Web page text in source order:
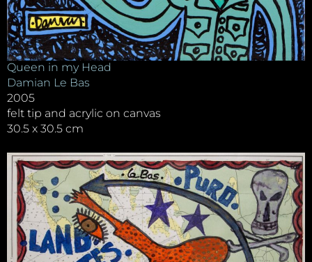
Queen in my Head
Damian Le Bas
2005
felt tip and acrylic on canvas
30.5 x 30.5 cm